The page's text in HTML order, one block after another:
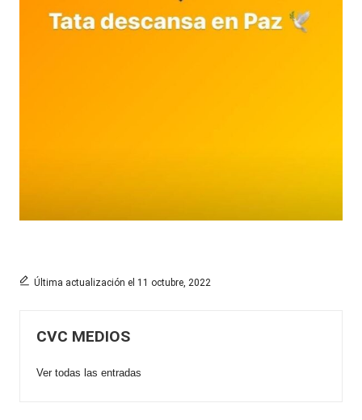
Última actualización el 11 octubre, 2022
CVC MEDIOS
Ver todas las entradas